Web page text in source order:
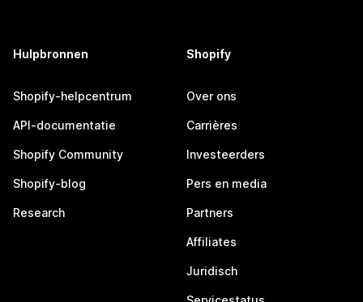
Hulpbronnen
Shopify-helpcentrum
API-documentatie
Shopify Community
Shopify-blog
Research
Shopify
Over ons
Carrières
Investeerders
Pers en media
Partners
Affiliates
Juridisch